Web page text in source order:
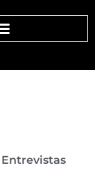
Entrevistas